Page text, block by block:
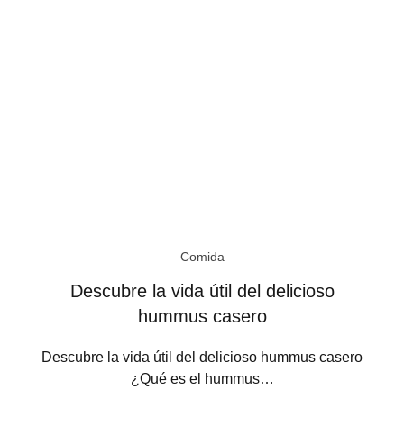
Comida
Descubre la vida útil del delicioso
hummus casero
Descubre la vida útil del delicioso hummus casero
¿Qué es el hummus…